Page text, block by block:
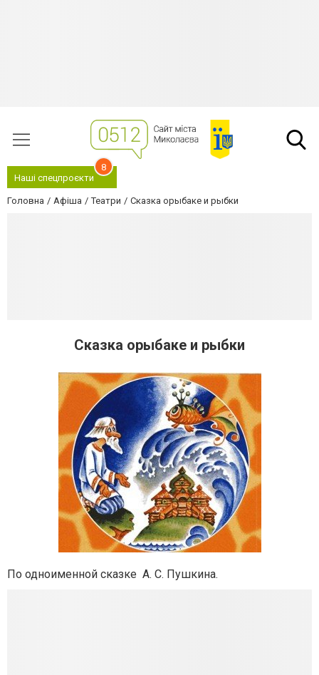
Наші спецпроєкти
8
Головна Афіша Театри Сказка орыбаке и рыбки
Сказка орыбаке и рыбки
По одноименной сказке А. С. Пушкина.